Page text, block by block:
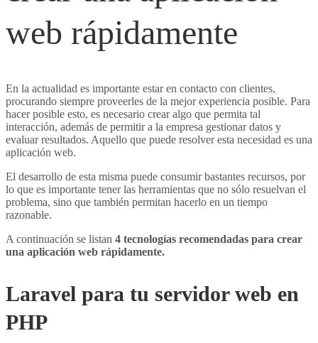
EXCEL-VBA
web rápidamente
En la actualidad es importante estar en contacto con clientes,
procurando siempre proveerles de la mejor experiencia posible. Para
hacer posible esto, es necesario crear algo que permita tal
interacción, además de permitir a la empresa gestionar datos y
evaluar resultados. Aquello que puede resolver esta necesidad es una
aplicación web.
El desarrollo de esta misma puede consumir bastantes recursos, por
lo que es importante tener las herramientas que no sólo resuelvan el
problema, sino que también permitan hacerlo en un tiempo
razonable.
A continuación se listan 4 tecnologías recomendadas para crear
una aplicación web rápidamente.
Laravel para tu servidor web en
PHP